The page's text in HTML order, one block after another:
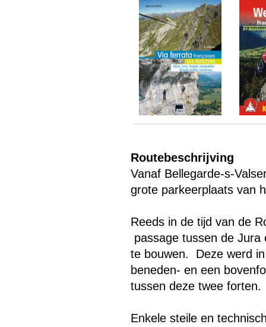
Routebeschrijving
Vanaf Bellegarde-s-
grote parkeerplaats van
Reeds in de tijd van de
passage tussen de
te bouwen. Deze werd
beneden- en een
tussen deze twee forten.
Enkele steile en